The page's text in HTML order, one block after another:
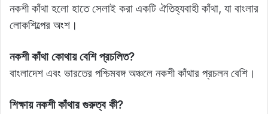
নকশী কাঁথা হলো হাতে সেলাই করা একটি ঐতিহ্যবাহী কাঁথা, যা বাংলার
লোকশিল্পের অংশ।
নকশী কাঁথা কোথায় বেশি প্রচলিত?
বাংলাদেশ এবং ভারতের পশ্চিমবঙ্গ অঞ্চলে নকশী কাঁথার প্রচলন বেশি।
শিক্ষায় নকশী কাঁথার গুরুত্ব কী?